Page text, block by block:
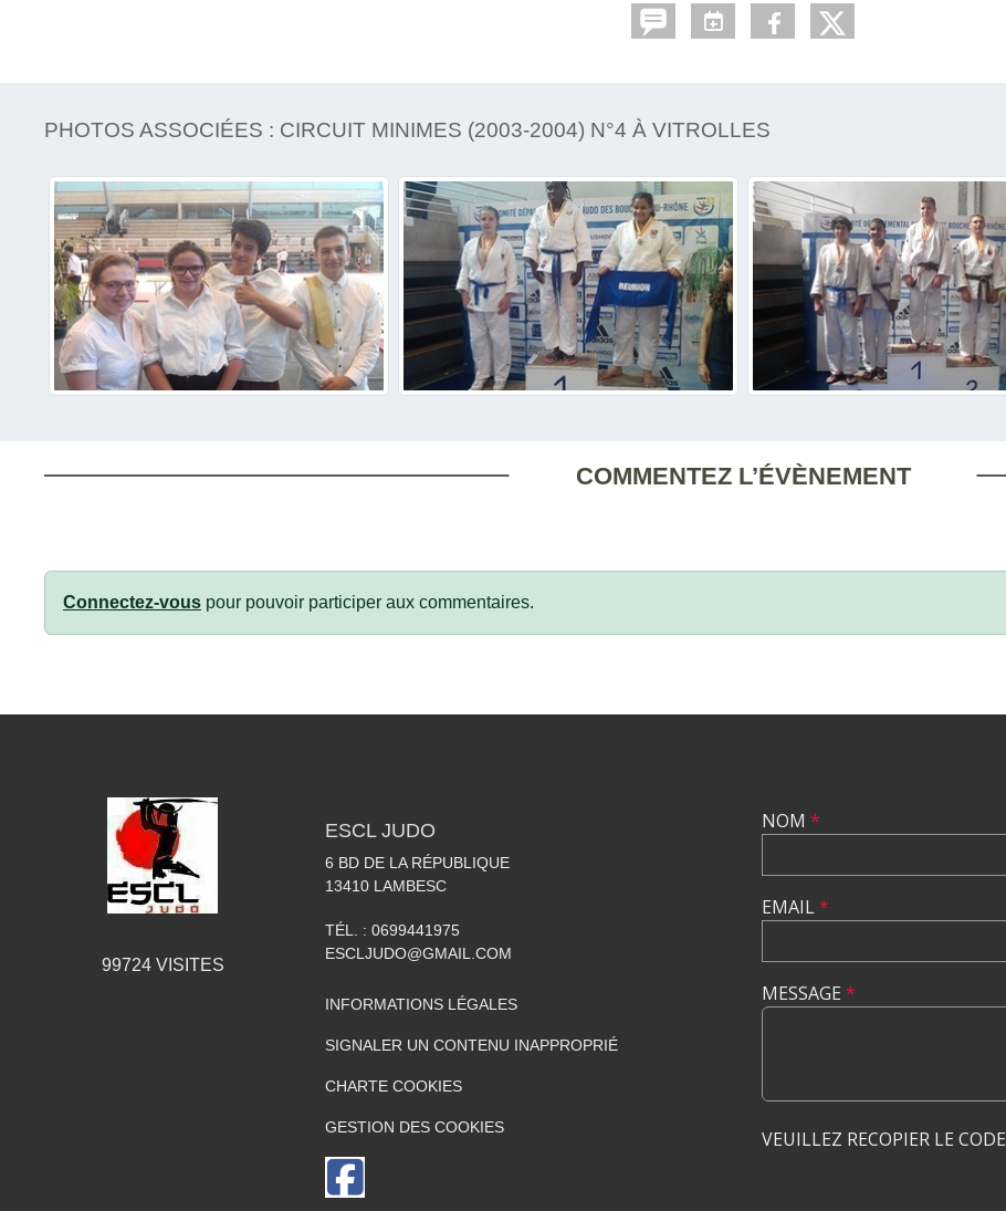
PHOTOS ASSOCIÉES : CIRCUIT MINIMES (2003-2004) N°4 À VITROLLES
COMMENTEZ L’ÉVÈNEMENT
Connectez-vous pour pouvoir participer aux commentaires.
99724VISITES
ESCL JUDO
6 BD DE LA RÉPUBLIQUE
13410 LAMBESC
TÉL. : 0699441975
ESCLJUDO@GMAIL.COM
INFORMATIONS LÉGALES
SIGNALER UN CONTENU INAPPROPRIÉ
CHARTE COOKIES
GESTION DES COOKIES
NOM *
EMAIL*
MESSAGE *
VEUILLEZ RECOPIER LE CODE